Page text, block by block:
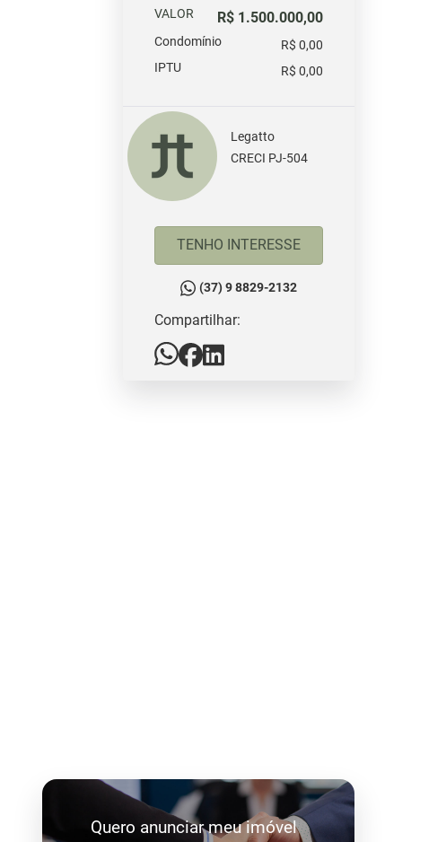
VALOR R$ 1.500.000,00
Condomínio
R$ 0,00
IPTU
R$ 0,00
Legatto
CRECI PJ-504
TENHO INTERESSE
(37) 9 8829-2132
Compartilhar:
Quero anunciar meu imóvel